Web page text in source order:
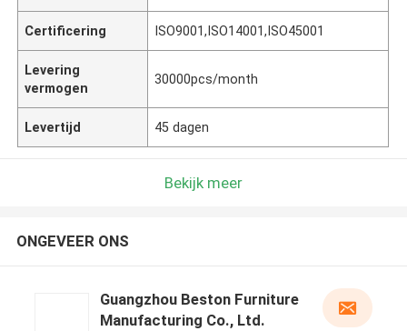
Certificering ISO9001,ISO14001,ISO45001
Levering
vermogen
30000pcs/month
Levertijd 45 dagen
Bekijk meer
ONGEVEER ONS
Guangzhou Beston Furniture
Manufacturing Co., Ltd.